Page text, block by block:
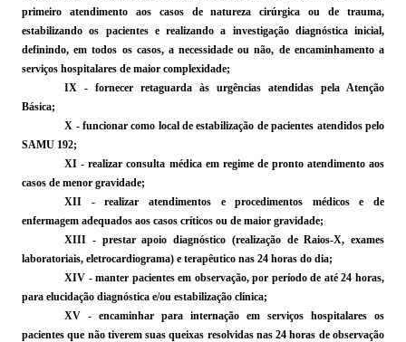
primeiro atendimento aos casos de natureza cirúrgica ou de trauma,
estabilizando os pacientes e realizando a investigação diagnóstica inicial,
definindo, em todos os casos, a necessidade ou não, de encaminhamento a
serviços hospitalares de maior complexidade;
IX - fornecer retaguarda às urgências atendidas pela Atenção
Básica;
X - funcionar como local de estabilização de pacientes atendidos pelo
SAMU 192;
XI - realizar consulta médica em regime de pronto atendimento aos
casos de menor gravidade;
XII - realizar atendimentos e procedimentos médicos e de
enfermagem adequados aos casos críticos ou de maior gravidade;
XIII - prestar apoio diagnóstico (realização de Raios-X, exames
laboratoriais, eletrocardiograma) e terapêutico nas 24 horas do dia;
XIV - manter pacientes em observação, por período de até 24 horas,
para elucidação diagnóstica e/ou estabilização clínica;
XV - encaminhar para internação em serviços hospitalares os
pacientes que não tiverem suas queixas resolvidas nas 24 horas de observação